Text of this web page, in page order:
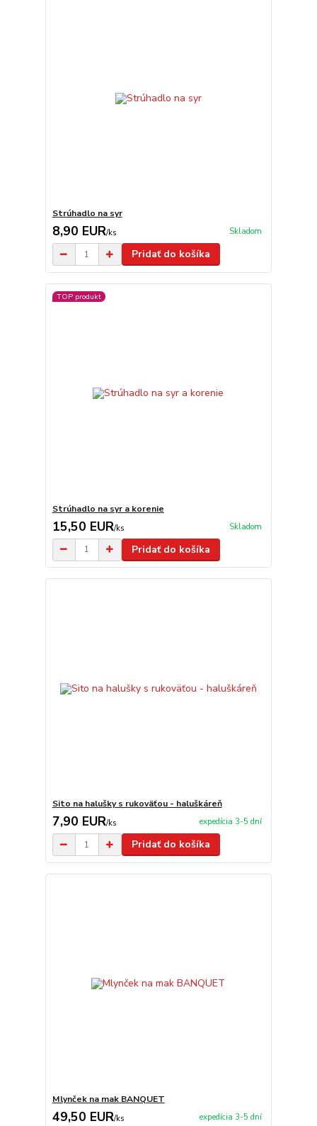
Strúhadlo na syr
8,90 EUR/ks Skladom
Pridať do košíka
TOP produkt
Strúhadlo na syr a korenie
15,50 EUR/ks Skladom
Pridať do košíka
Sito na halušky s rukoväťou - haluškáreň
7,90 EUR/ks expedícia 3-5 dní
Pridať do košíka
Mlynček na mak BANQUET
49,50 EUR/ks expedícia 3-5 dní